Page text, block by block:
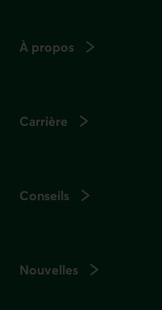
À propos
Carrière
Conseils
Nouvelles